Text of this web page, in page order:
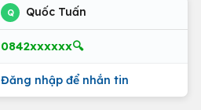
Q Quốc Tuấn
0842xxxxxx🔍
Đăng nhập để nhắn tin